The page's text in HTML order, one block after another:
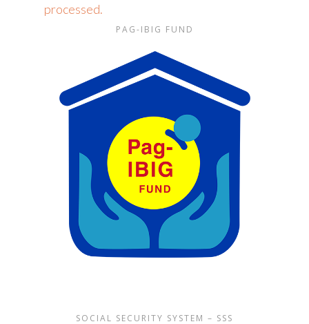
processed.
PAG-IBIG FUND
SOCIAL SECURITY SYSTEM – SSS